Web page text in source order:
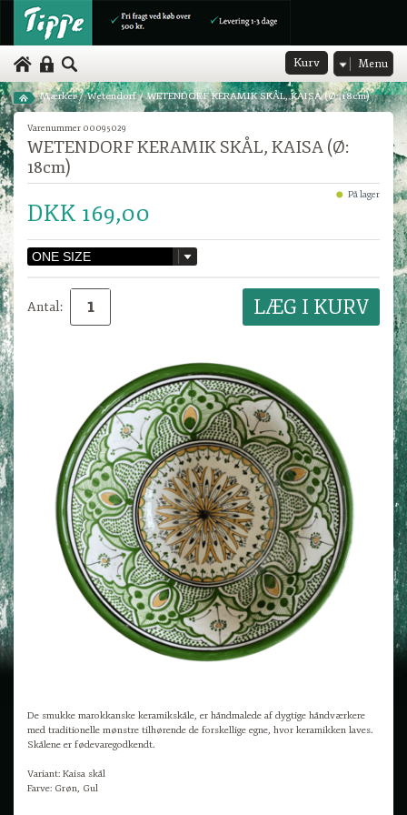
Kurv Menu
Mærker/ Wetendorf/ WETENDORF KERAMIK SKÅL, KAISA (Ø: 18cm)
Varenummer 00095029
WETENDORF KERAMIK SKÅL, KAISA (Ø:
18cm)
På lager
DKK 169,00
Antal:
De smukke marokkanske keramikskåle, er håndmalede af dygtige håndværkere
med traditionelle mønstre tilhørende de forskellige egne, hvor keramikken laves.
Skålene er fødevaregodkendt.
Variant: Kaisa skål
Farve: Grøn, Gul